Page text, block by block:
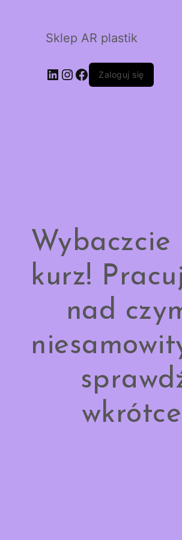
Sklep AR plastik
LinkedIn
Instagram
Facebook
Zaloguj się
Wybaczcie
kurz!
nad